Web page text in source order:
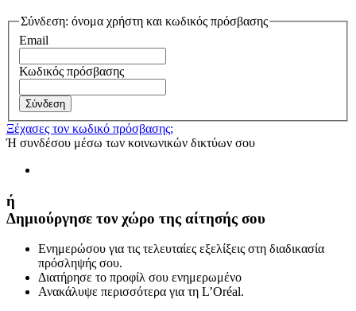
Σύνδεση: όνομα χρήστη και κωδικός πρόσβασης
Email
Κωδικός πρόσβασης
Σύνδεση
Ξέχασες τον κωδικό πρόσβασης;
Ή συνδέσου μέσω των κοινωνικών δικτύων σου
ή
Δημιούργησε τον χώρο της αίτησής σου
Ενημερώσου για τις τελευταίες εξελίξεις στη διαδικασία
πρόσληψής σου.
Διατήρησε το προφίλ σου ενημερωμένο
Ανακάλυψε περισσότερα για τη L’Oréal.